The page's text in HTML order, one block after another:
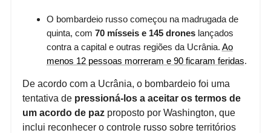
O bombardeio russo começou na madrugada de
quinta, com 70 mísseis e 145 droneslançados
contra a capital e outras regiões da Ucrânia. Ao
menos 12 pessoas morreram e 90 ficaram feridas.
De acordo com a Ucrânia, o bombardeio foi uma
tentativa de pressioná-los a aceitar os termos de
um acordo de pazproposto por Washington, que
inclui reconhecer o controle russo sobre territórios